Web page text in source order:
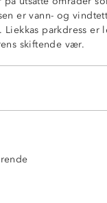
er vann- og
Liekkas parkdress er
skiftende vær.
glidelås
membran